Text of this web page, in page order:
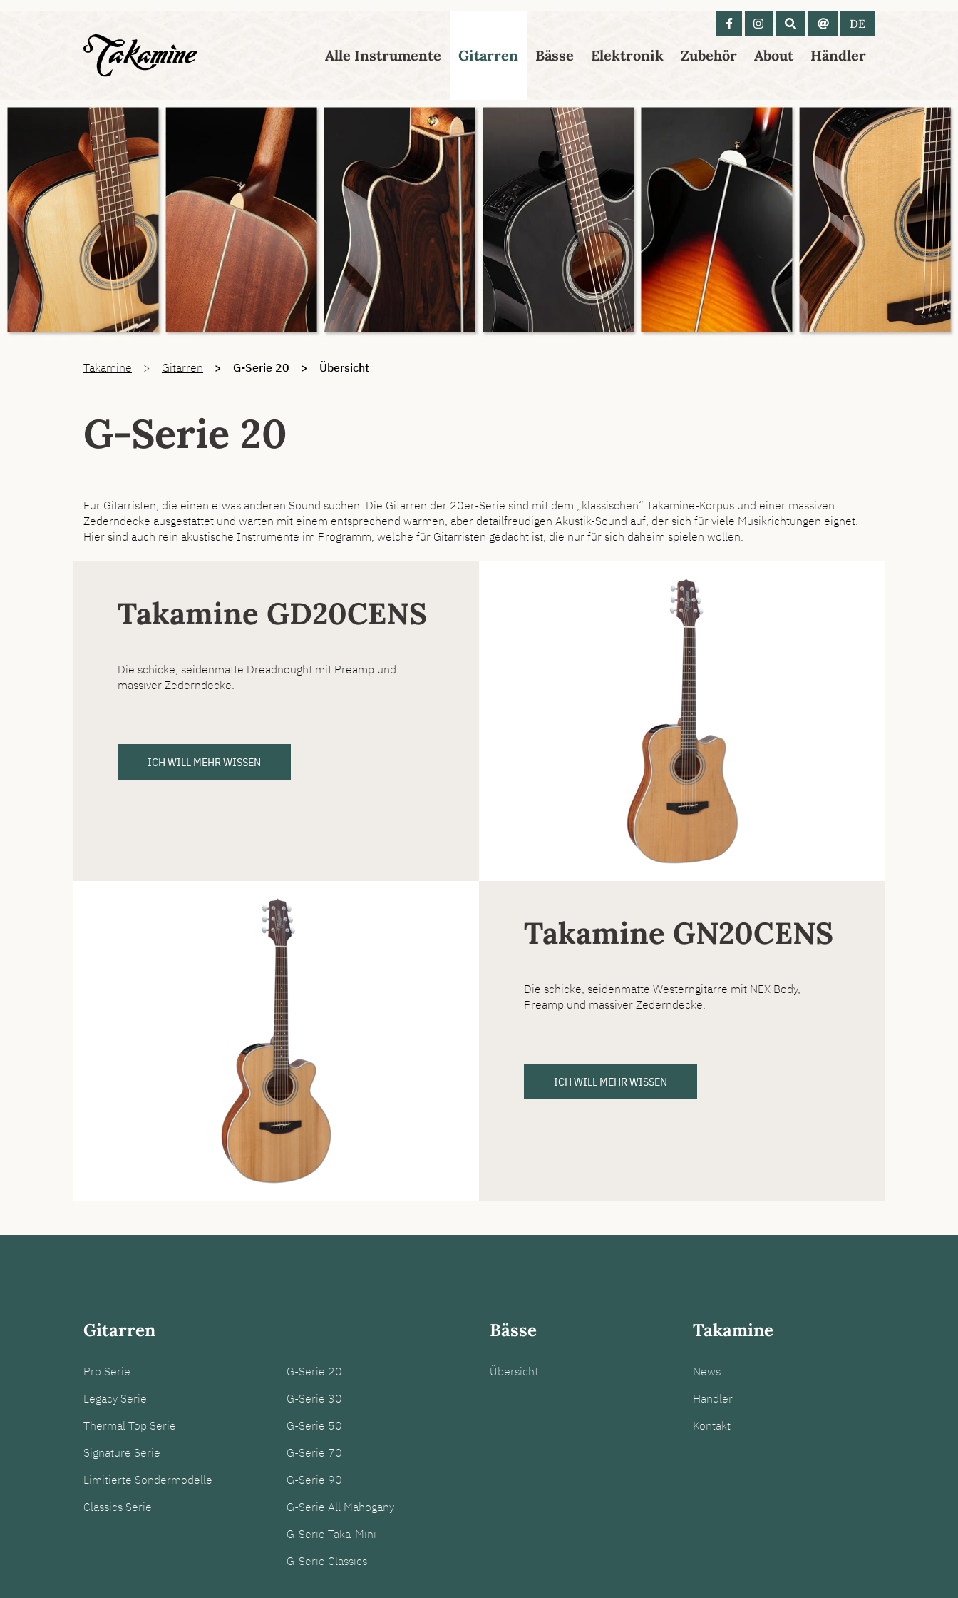
Alle Instrumente Gitarren Bässe Elektronik Zubehör About Händler
DE
Takamine Gitarren G-Serie 20 Übersicht
G-Serie 20
Für Gitarristen, die einen etwas anderen Sound suchen. Die Gitarren der 20er-Serie sind mit dem „klassischen“ Takamine-Korpus und einer massiven
Zederndecke ausgestattet und warten mit einem entsprechend warmen, aber detailfreudigen Akustik-Sound auf, der sich für viele Musikrichtungen eignet.
Hier sind auch rein akustische Instrumente im Programm, welche für Gitarristen gedacht ist, die nur für sich daheim spielen wollen.
Takamine GD20CENS
Die schicke, seidenmatte Dreadnought mit Preamp und
massiver Zederndecke.
ICH WILL MEHR WISSEN
Takamine GN20CENS
Die schicke, seidenmatte Westerngitarre mit NEX Body,
Preamp und massiver Zederndecke.
ICH WILL MEHR WISSEN
Gitarren
Pro Serie
Legacy Serie
Thermal Top Serie
Signature Serie
Limitierte Sondermodelle
Classics Serie
G-Serie 20
G-Serie 30
G-Serie 50
G-Serie 70
G-Serie 90
G-Serie All Mahogany
G-Serie Taka-Mini
G-Serie Classics
Bässe
Übersicht
Takamine
News
Händler
Kontakt